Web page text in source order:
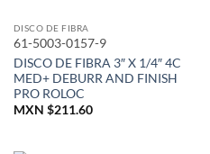
DISCO DE FIBRA
61-5003-0157-9
DISCO DE FIBRA 3″ X 1/4″ 4C
MED+ DEBURR AND FINISH
PRO ROLOC
MXN $211.60